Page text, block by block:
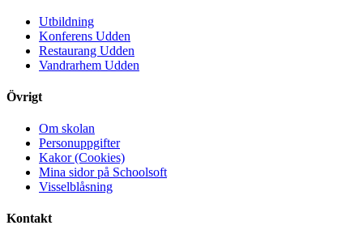
Utbildning
Konferens Udden
Restaurang Udden
Vandrarhem Udden
Övrigt
Om skolan
Personuppgifter
Kakor (Cookies)
Mina sidor på Schoolsoft
Visselblåsning
Kontakt